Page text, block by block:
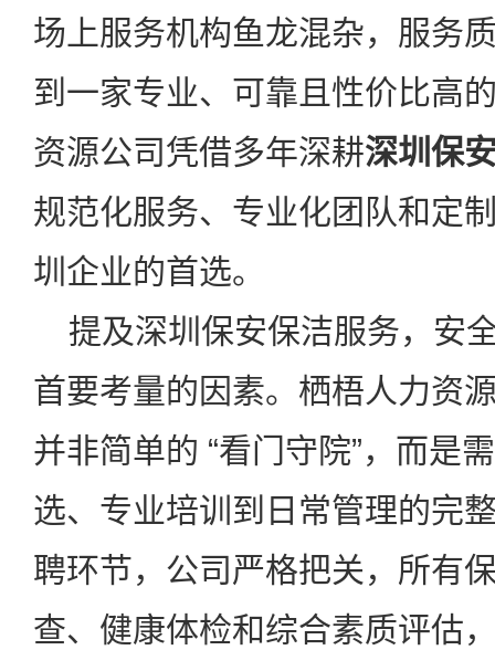
场上服务机构鱼龙混杂，服务
到一家专业、可靠且性价比高
资源公司凭借多年深耕深圳保
规范化服务、专业化团队和定
圳企业的首选。
提及深圳保安保洁服务，安
首要考量的因素。栖梧人力资
并非简单的 “看门守院”，而是
选、专业培训到日常管理的完
聘环节，公司严格把关，所有
查、健康体检和综合素质评估